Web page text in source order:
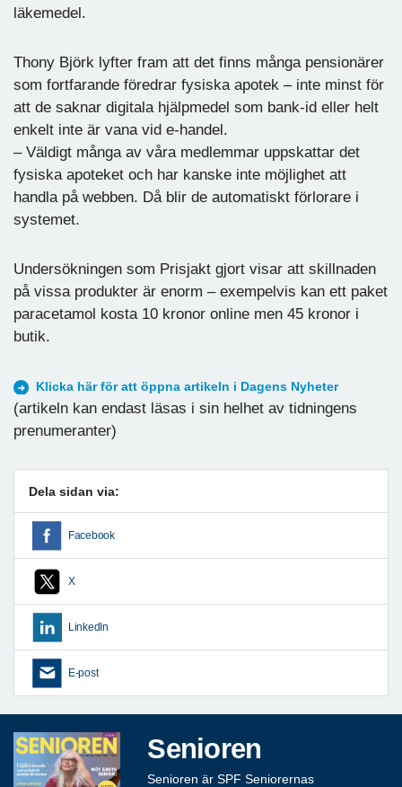
läkemedel.
Thony Björk lyfter fram att det finns många pensionärer
som fortfarande föredrar fysiska apotek – inte minst för
att de saknar digitala hjälpmedel som bank-id eller helt
enkelt inte är vana vid e-handel.
– Väldigt många av våra medlemmar uppskattar det
fysiska apoteket och har kanske inte möjlighet att
handla på webben. Då blir de automatiskt förlorare i
systemet.
Undersökningen som Prisjakt gjort visar att skillnaden
på vissa produkter är enorm – exempelvis kan ett paket
paracetamol kosta 10 kronor online men 45 kronor i
butik.
Klicka här för att öppna artikeln i Dagens Nyheter
(artikeln kan endast läsas i sin helhet av tidningens
prenumeranter)
Dela sidan via:
Facebook
X
LinkedIn
E-post
Senioren
Senioren är SPF Seniorernas